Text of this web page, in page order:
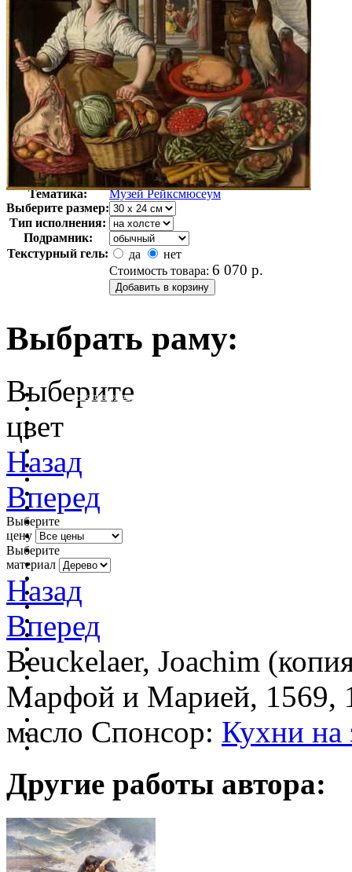
Автор:
Неизвестно
Арт-стиль
Голландская живопись
Тематика:
Музей Рейксмюсеум
Выберите размер:
Тип исполнения:
Подрамник:
Текстурный гель:
да
нет
Стоимость товара: 6 070 р.
Выбрать раму:
очистить фильтр цвета
Выберите
цвет
Назад
Вперед
Выберите
цену
Выберите
материал
Назад
Вперед
Beuckelaer, Joachim
Марфой и Марией, 1569,
масло Спонсор: Кухни на
Другие работы автора: